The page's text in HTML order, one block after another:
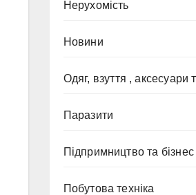
Нерухомість
Новини
Одяг, взуття , аксесуари
Паразити
Підпримництво та бізнес
Побутова техніка